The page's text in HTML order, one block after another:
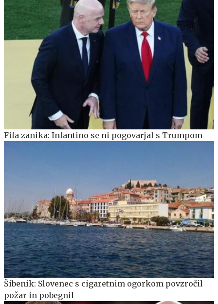
Fifa zanika: Infantino se ni pogovarjal s Trumpom
Šibenik: Slovenec s cigaretnim ogorkom povzročil
požar in pobegnil